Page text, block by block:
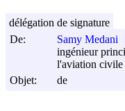
De:
Samy Medani
ingénieur
l'aviation civile
Objet:
de
délégation de signature